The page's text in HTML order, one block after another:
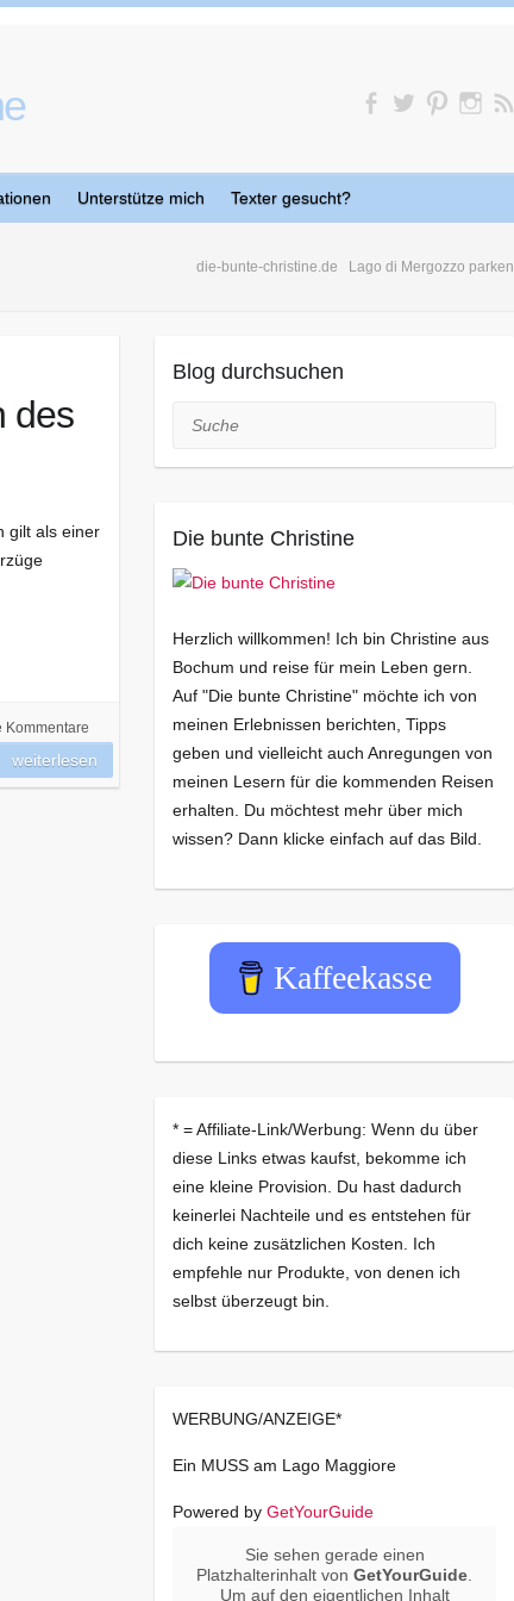
Unterstütze mich Texter gesucht?
die-bunte-christine.de Lago di Mergozzo parken
des
gilt als einer
Kommentare
weiterlesen
Blog durchsuchen
Suche
Die bunte Christine
Herzlich willkommen! Ich bin Christine aus
Bochum und reise für mein Leben gern.
Auf "Die bunte Christine" möchte ich von
meinen Erlebnissen berichten, Tipps
geben und vielleicht auch Anregungen von
meinen Lesern für die kommenden Reisen
erhalten. Du möchtest mehr über mich
wissen? Dann klicke einfach auf das Bild.
Kaffeekasse
* = Affiliate-Link/Werbung: Wenn du über
diese Links etwas kaufst, bekomme ich
eine kleine Provision. Du hast dadurch
keinerlei Nachteile und es entstehen für
dich keine zusätzlichen Kosten. Ich
empfehle nur Produkte, von denen ich
selbst überzeugt bin.
WERBUNG/ANZEIGE*
Ein MUSS am Lago Maggiore
Powered by GetYourGuide
Sie sehen gerade einen
Platzhalterinhalt vonGetYourGuide
Um auf den eigentlichen Inhalt